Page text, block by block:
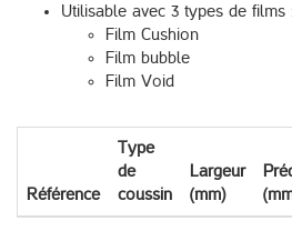
Utilisable avec 3 types de films
Film Cushion
Film bubble
Film Void
Référence
Type
de
coussin
Largeur
(mm)